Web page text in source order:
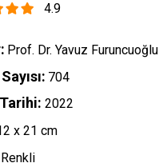
4.9
Prof. Dr. Yavuz Furuncuoğlu
704
2022
x 21 cm
Renkli